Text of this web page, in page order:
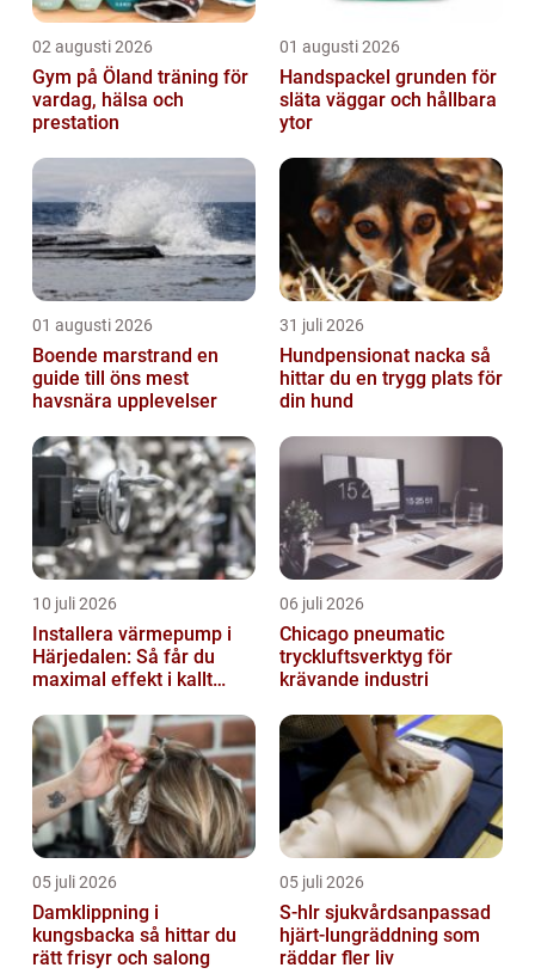
02 augusti 2026
Gym på Öland träning för
vardag, hälsa och
prestation
01 augusti 2026
Handspackel grunden för
släta väggar och hållbara
ytor
01 augusti 2026
Boende marstrand en
guide till öns mest
havsnära upplevelser
31 juli 2026
Hundpensionat nacka så
hittar du en trygg plats för
din hund
10 juli 2026
Installera värmepump i
Härjedalen: Så får du
maximal effekt i kallt
06 juli 2026
Chicago pneumatic
tryckluftsverktyg för
krävande industri
05 juli 2026
Damklippning i
kungsbacka så hittar du
rätt frisyr och salong
05 juli 2026
S-hlr sjukvårdsanpassad
hjärt-lungräddning som
räddar fler liv